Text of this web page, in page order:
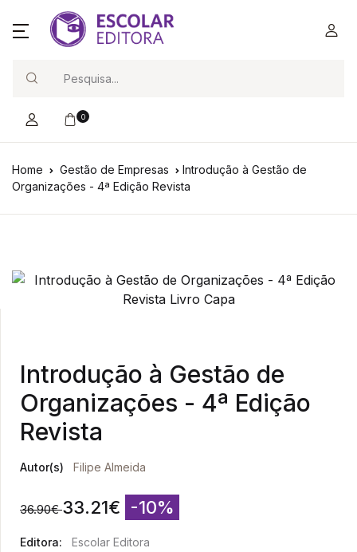
0
Home Gestão de Empresas
Introdução à Gestão de
Organizações - 4ª Edição Revista
Introdução à Gestão de
Organizações - 4ª Edição
Revista
Autor(s) Filipe Almeida
36.90€ 33.21€ -10%
Editora:
Escolar Editora